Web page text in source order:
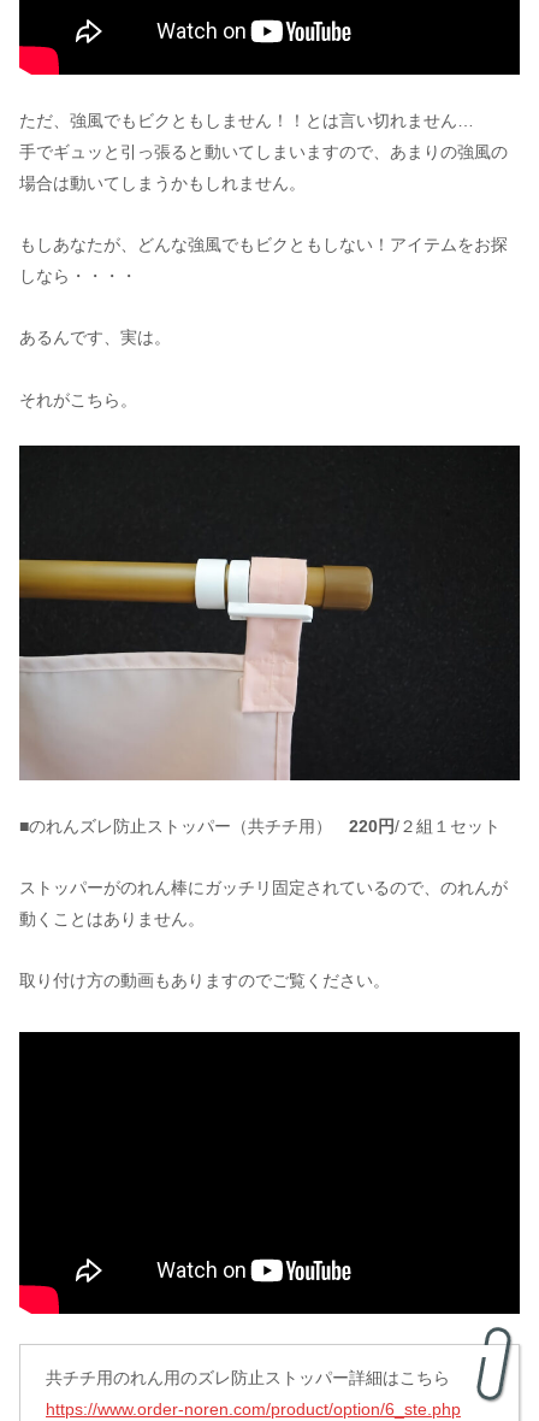
ただ、強風でもビクともしません！！とは言い切れません…
手でギュッと引っ張ると動いてしまいますので、あまりの強風の
場合は動いてしまうかもしれません。
もしあなたが、どんな強風でもビクともしない！アイテムをお探
しなら・・・・
あるんです、実は。
それがこちら。
■のれんズレ防止ストッパー（共チチ用） 220円/２組１セット
ストッパーがのれん棒にガッチリ固定されているので、のれんが
動くことはありません。
取り付け方の動画もありますのでご覧ください。
共チチ用のれん用のズレ防止ストッパー詳細はこちら
https://www.order-noren.com/product/option/6_ste.php